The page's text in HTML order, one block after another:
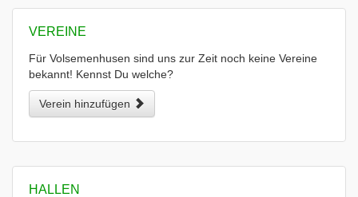
VEREINE
Für Volsemenhusen sind uns zur Zeit noch keine Vereine
bekannt! Kennst Du welche?
Verein hinzufügen
HALLEN